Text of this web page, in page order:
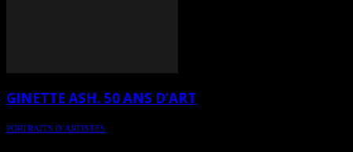
GINETTE ASH. 50 ANS D’ART
PORTRAITS D’ARTISTES